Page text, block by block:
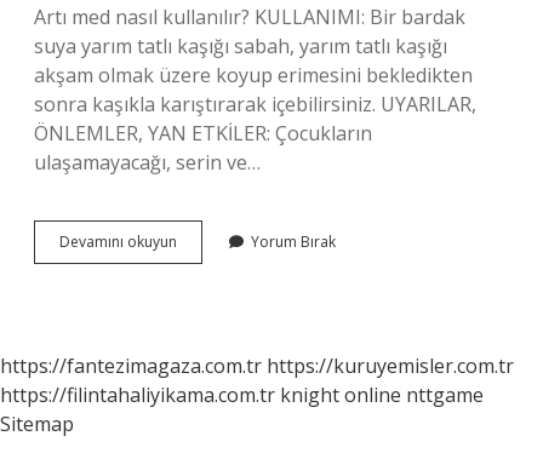
Artı med nasıl kullanılır? KULLANIMI: Bir bardak
suya yarım tatlı kaşığı sabah, yarım tatlı kaşığı
akşam olmak üzere koyup erimesini bekledikten
sonra kaşıkla karıştırarak içebilirsiniz. UYARILAR,
ÖNLEMLER, YAN ETKİLER: Çocukların
ulaşamayacağı, serin ve…
Devamını okuyun
Med
Yorum Bırak
https://fantezimagaza.com.tr https://kuruyemisler.com.tr
https://filintahaliyikama.com.tr knight online nttgame
Sitemap